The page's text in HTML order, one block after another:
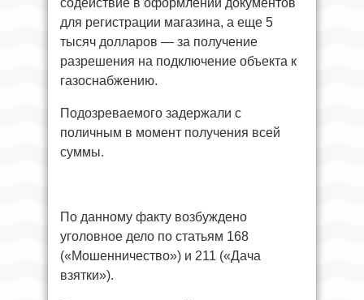
содействие в оформлении документов
для регистрации магазина, а еще 5
тысяч долларов — за получение
разрешения на подключение объекта к
газоснабжению.
Подозреваемого задержали с
поличным в момент получения всей
суммы.
По данному факту возбуждено
уголовное дело по статьям 168
(«Мошенничество») и 211 («Дача
взятки»).